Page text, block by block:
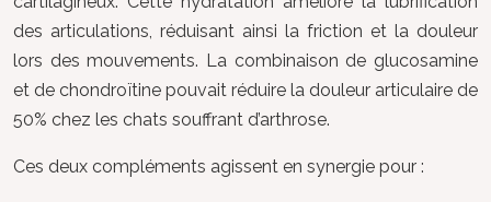
des articulations, réduisant ainsi la friction et la douleur
lors des mouvements. La combinaison de glucosamine
et de chondroïtine pouvait réduire la douleur articulaire de
50% chez les chats souffrant d’arthrose.
Ces deux compléments agissent en synergie pour :